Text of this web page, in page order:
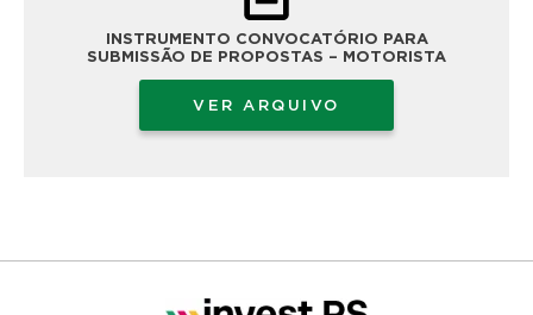
INSTRUMENTO CONVOCATÓRIO PARA
SUBMISSÃO DE PROPOSTAS – MOTORISTA
VER ARQUIVO